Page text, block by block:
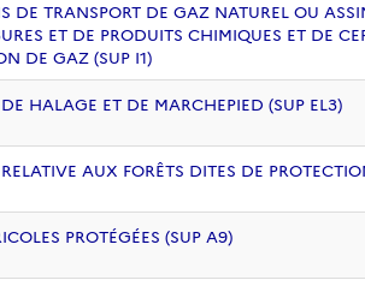
DE TRANSPORT DE GAZ NATUREL OU
ET DE PRODUITS CHIMIQUES ET DE
DE GAZ (SUP I1)
HALAGE ET DE MARCHEPIED (SUP EL3)
AUX FORÊTS DITES DE
PROTÉGÉES (SUP A9)